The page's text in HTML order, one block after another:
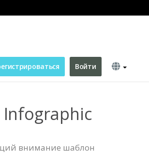
Войти
Infographic
внимание шаблон